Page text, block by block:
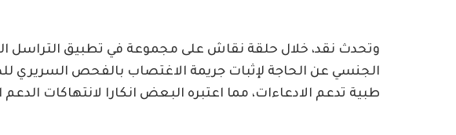
وتحدث نقد، خلال حلقة نقاش على مجموعة في تطبيق التراسل
الجنسي عن الحاجة لإثبات جريمة الاغتصاب بالفحص السريري
طبية تدعم الادعاءات، مما اعتبره البعض انكارا لانتهاكات